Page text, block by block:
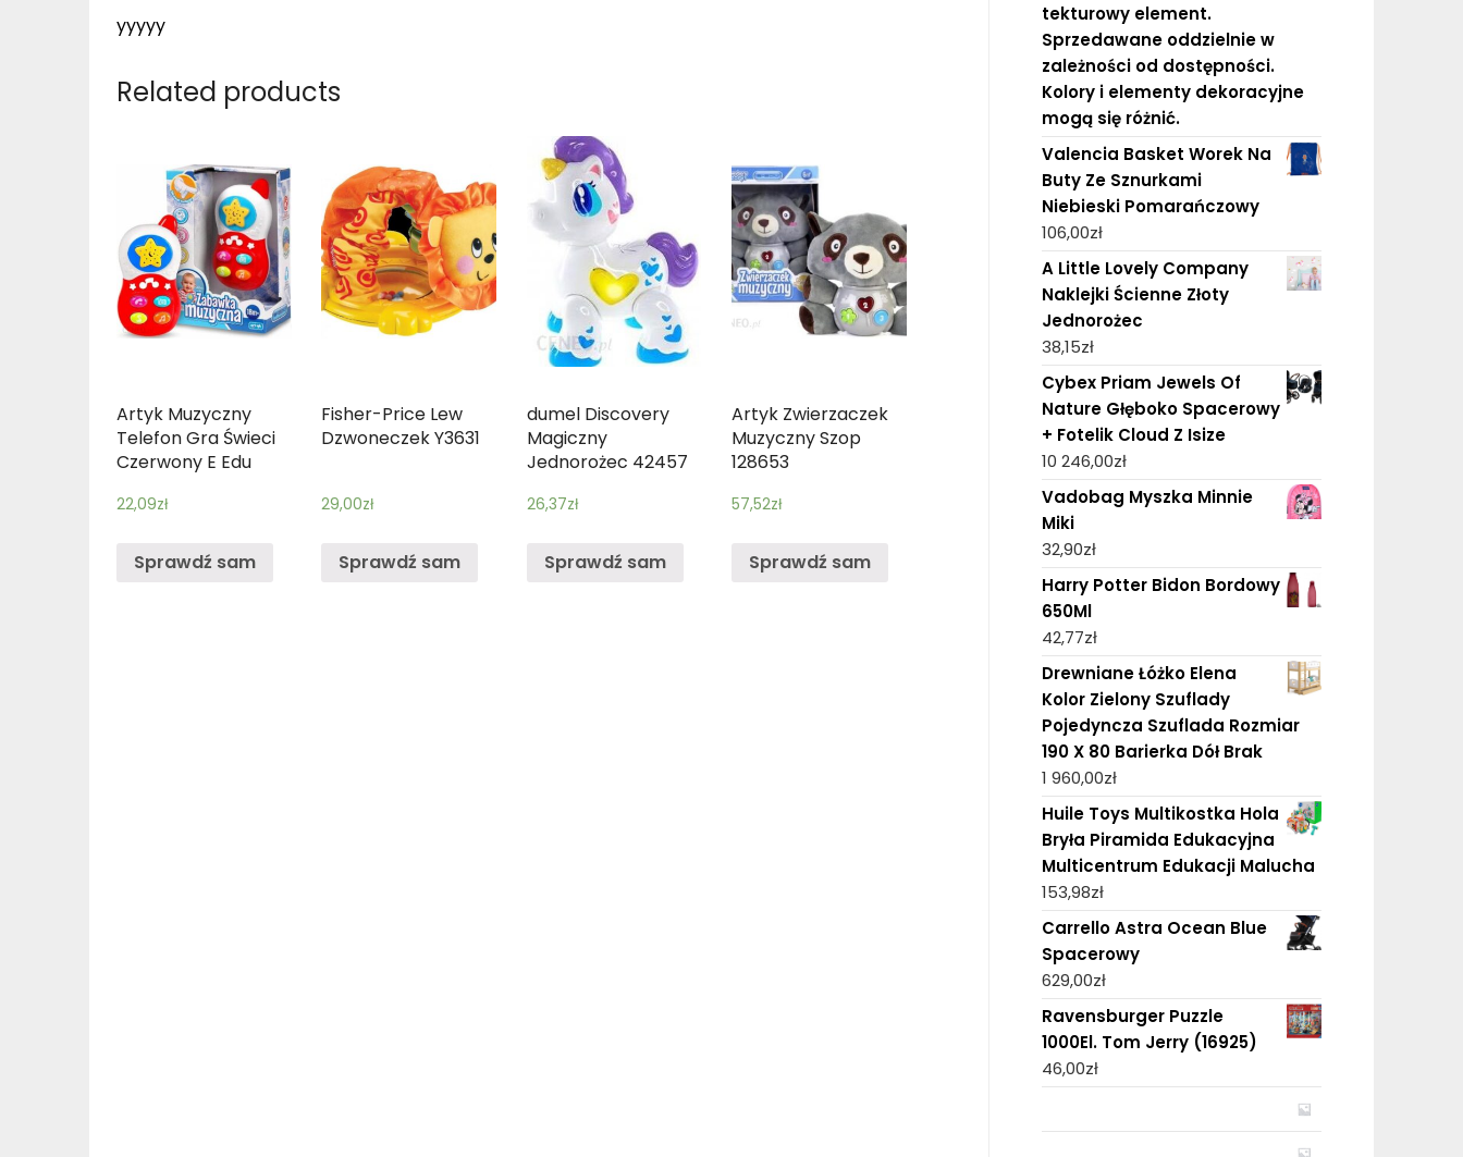
yyyyy
Related products
Artyk Muzyczny
Telefon Gra Świeci
Czerwony E Edu
22,09zł
Sprawdź sam
Fisher-Price Lew
Dzwoneczek Y3631
29,00zł
Sprawdź sam
dumel Discovery
Magiczny
Jednorożec 42457
26,37zł
Sprawdź sam
Artyk Zwierzaczek
Muzyczny Szop
128653
57,52zł
Sprawdź sam
tekturowy element.
Sprzedawane oddzielnie w
zależności od dostępności.
Kolory i elementy dekoracyjne
mogą się różnić.
Valencia Basket Worek Na
Buty Ze Sznurkami
Niebieski Pomarańczowy
106,00zł
A Little Lovely Company
Naklejki Ścienne Złoty
Jednorożec
38,15zł
Cybex Priam Jewels Of
Nature Głęboko Spacerowy
+ Fotelik Cloud Z Isize
10 246,00zł
Vadobag Myszka Minnie
Miki
32,90zł
Harry Potter Bidon Bordowy
650Ml
42,77zł
Drewniane Łóżko Elena
Kolor Zielony Szuflady
Pojedyncza Szuflada Rozmiar
190 X 80 Barierka Dół Brak
1 960,00zł
Huile Toys Multikostka Hola
Bryła Piramida Edukacyjna
Multicentrum Edukacji Malucha
153,98zł
Carrello Astra Ocean Blue
Spacerowy
629,00zł
Ravensburger Puzzle
1000El. Tom Jerry (16925)
46,00zł